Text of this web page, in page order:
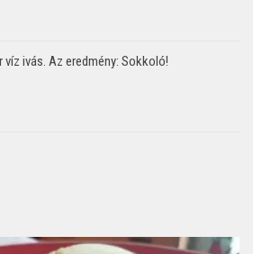
víz ivás. Az eredmény: Sokkoló!